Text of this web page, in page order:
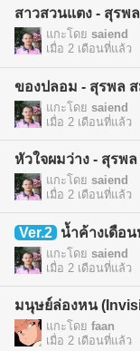
สาวสวนแตง - สุรพ
แกะโดย saiend
เมื่อ 2 เดือนที่แล้ว
ของปลอม - สุรพล
แกะโดย saiend
เมื่อ 2 เดือนที่แล้ว
หัวใจผมว่าง - สุรพ
แกะโดย saiend
เมื่อ 2 เดือนที่แล้ว
Ver.2 น้ำค้างเดือน
แกะโดย saiend
เมื่อ 2 เดือนที่แล้ว
แกะโดย faan
เมื่อ 2 เดือนที่แล้ว